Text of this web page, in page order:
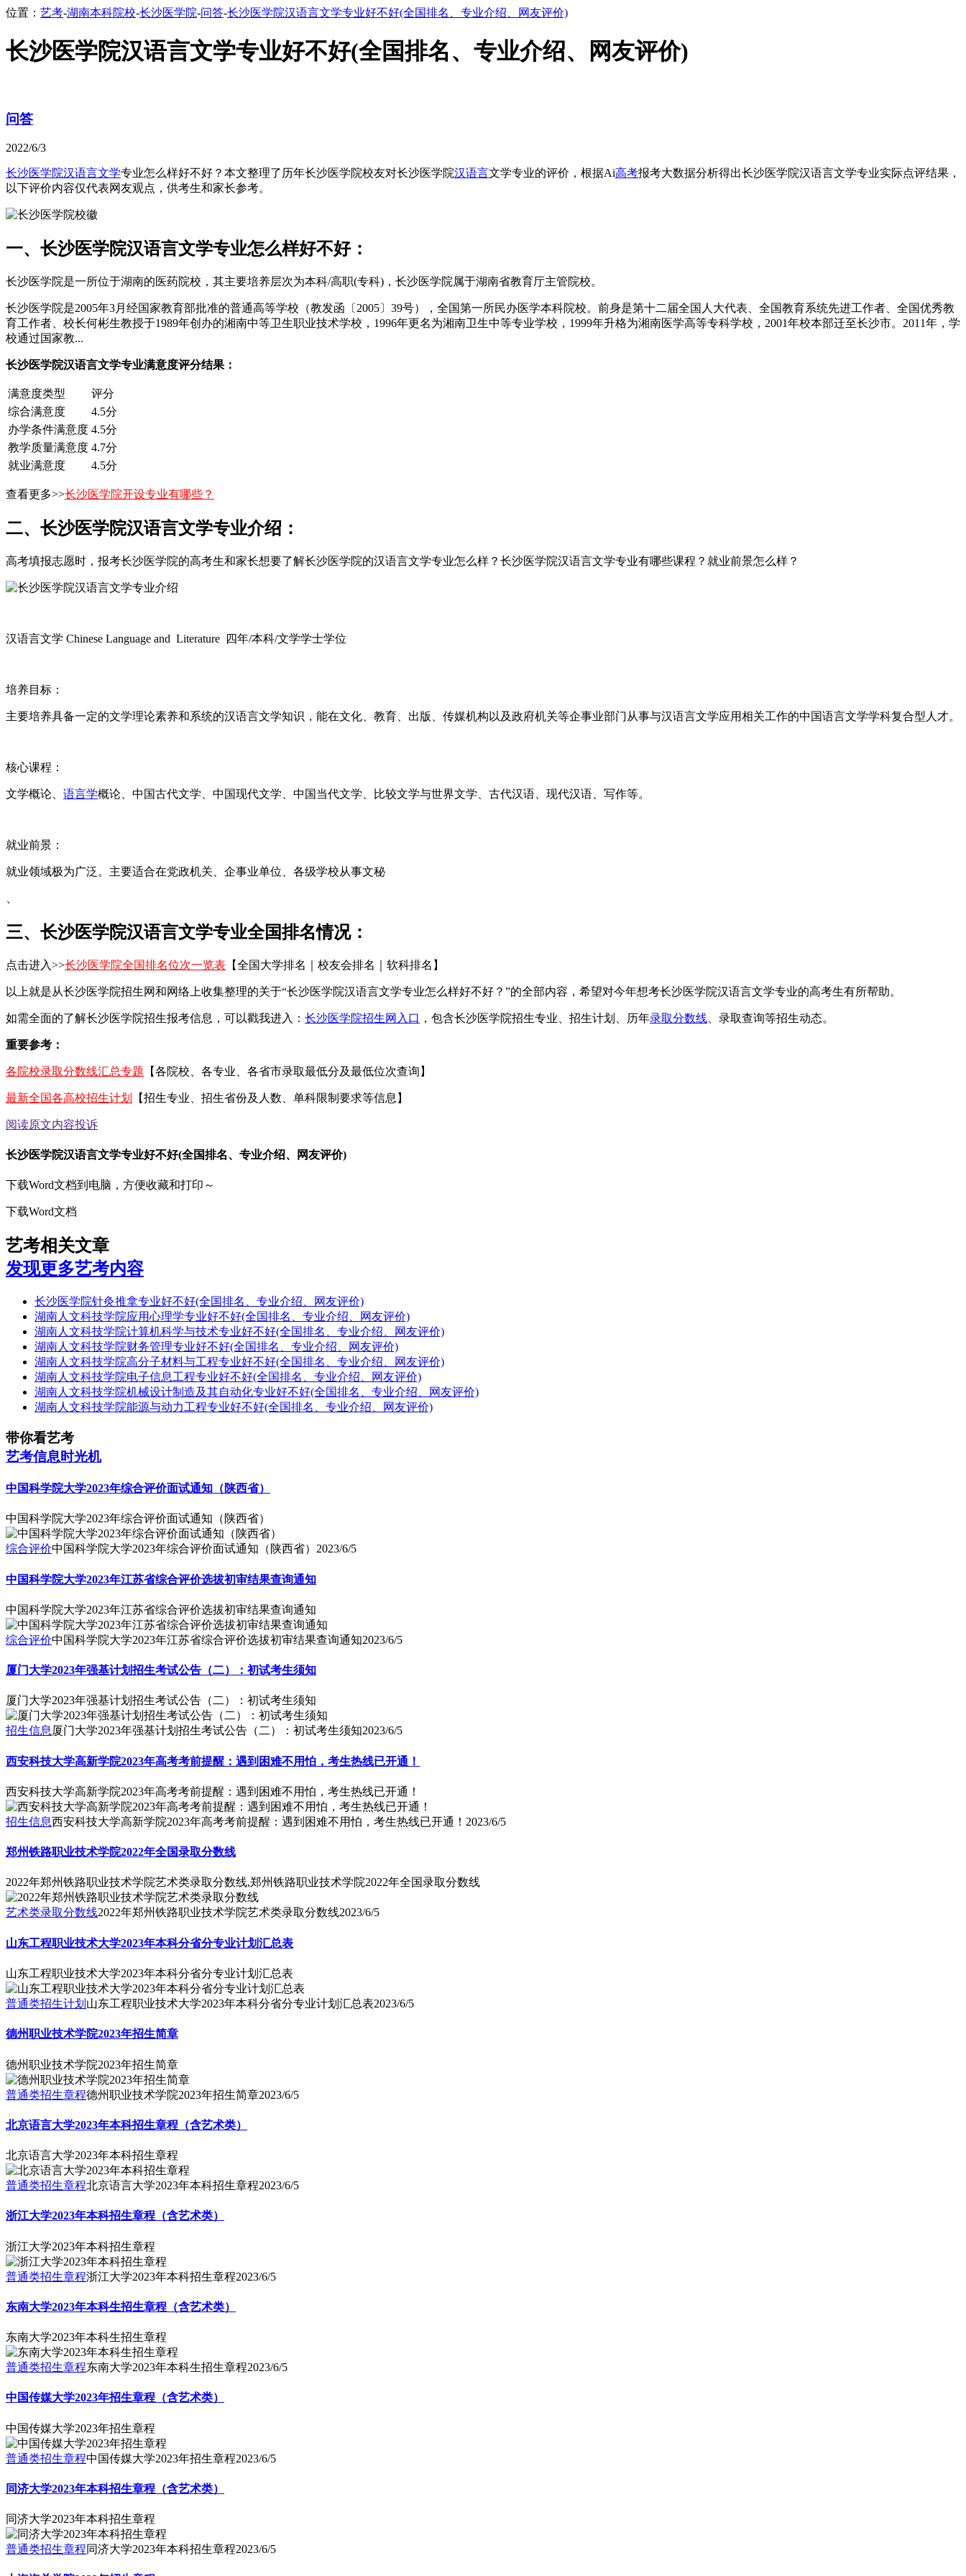
位置： 艺考-湖南本科院校-长沙医学院-问答-长沙医学院汉语言文学专业好不好(全国排名、专业介绍、网友评价)
长沙医学院汉语言文学专业好不好(全国排名、专业介绍、网友评价)
问答
2022/6/3
长沙医学院汉语言文学专业怎么样好不好？本文整理了历年长沙医学院校友对长沙医学院汉语言文学专业的评价，根据Ai高考报考大数据分析得出长沙医学院汉语言文学专业实际点评结果，
以下评价内容仅代表网友观点，供考生和家长参考。
一、长沙医学院汉语言文学专业怎么样好不好：
长沙医学院是一所位于湖南的医药院校，其主要培养层次为本科/高职(专科)，长沙医学院属于湖南省教育厅主管院校。
长沙医学院是2005年3月经国家教育部批准的普通高等学校（教发函〔2005〕39号），全国第一所民办医学本科院校。前身是第十二届全国人大代表、全国教育系统先进工作者、全国优秀教
育工作者、校长何彬生教授于1989年创办的湘南中等卫生职业技术学校，1996年更名为湘南卫生中等专业学校，1999年升格为湘南医学高等专科学校，2001年校本部迁至长沙市。2011年，学
校通过国家教...
长沙医学院汉语言文学专业满意度评分结果：
满意度类型
评分
综合满意度
4.5分
办学条件满意度 4.5分
教学质量满意度 4.7分
就业满意度
4.5分
查看更多>>长沙医学院开设专业有哪些？
二、长沙医学院汉语言文学专业介绍：
高考填报志愿时，报考长沙医学院的高考生和家长想要了解长沙医学院的汉语言文学专业怎么样？长沙医学院汉语言文学专业有哪些课程？就业前景怎么样？
汉语言文学 Chinese Language and Literature 四年/本科/文学学士学位
培养目标：
主要培养具备一定的文学理论素养和系统的汉语言文学知识，能在文化、教育、出版、传媒机构以及政府机关等企事业部门从事与汉语言文学应用相关工作的中国语言文学学科复合型人才。
核心课程：
文学概论、 语言学概论、中国古代文学、中国现代文学、中国当代文学、比较文学与世界文学、古代汉语、现代汉语、写作等。
就业前景：
就业领域极为广泛。主要适合在党政机关、企事业单位、各级学校从事文秘
三、长沙医学院汉语言文学专业全国排名情况：
点击进入>>长沙医学院全国排名位次一览表 【全国大学排名｜校友会排名｜软科排名】
以上就是从长沙医学院招生网和网络上收集整理的关于“长沙医学院汉语言文学专业怎么样好不好？”的全部内容，希望对今年想考长沙医学院汉语言文学专业的高考生有所帮助。
如需全面的了解长沙医学院招生报考信息，可以戳我进入： 长沙医学院招生网入口 ，包含长沙医学院招生专业、招生计划、历年录取分数线 、录取查询等招生动态。
重要参考：
各院校录取分数线汇总专题 【各院校、各专业、各省市录取最低分及最低位次查询】
最新全国各高校招生计划 【招生专业、招生省份及人数、单科限制要求等信息】
阅读原文内容投诉
长沙医学院汉语言文学专业好不好(全国排名、专业介绍、网友评价)
下载Word文档到电脑，方便收藏和打印～
下载Word文档
艺考相关文章
发现更多艺考内容
长沙医学院针灸推拿专业好不好(全国排名、专业介绍、网友评价)
湖南人文科技学院应用心理学专业好不好(全国排名、专业介绍、网友评价)
湖南人文科技学院计算机科学与技术专业好不好(全国排名、专业介绍、网友评价)
湖南人文科技学院财务管理专业好不好(全国排名、专业介绍、网友评价)
湖南人文科技学院高分子材料与工程专业好不好(全国排名、专业介绍、网友评价)
湖南人文科技学院电子信息工程专业好不好(全国排名、专业介绍、网友评价)
湖南人文科技学院机械设计制造及其自动化专业好不好(全国排名、专业介绍、网友评价)
湖南人文科技学院能源与动力工程专业好不好(全国排名、专业介绍、网友评价)
带你看艺考
艺考信息时光机
中国科学院大学2023年综合评价面试通知（陕西省）
中国科学院大学2023年综合评价面试通知（陕西省）
综合评价中国科学院大学2023年综合评价面试通知（陕西省） 2023/6/5
中国科学院大学2023年江苏省综合评价选拔初审结果查询通知
中国科学院大学2023年江苏省综合评价选拔初审结果查询通知
综合评价中国科学院大学2023年江苏省综合评价选拔初审结果查询通知2023/6/5
厦门大学2023年强基计划招生考试公告（二）：初试考生须知
厦门大学2023年强基计划招生考试公告（二）：初试考生须知
招生信息厦门大学2023年强基计划招生考试公告（二）：初试考生须知2023/6/5
西安科技大学高新学院2023年高考考前提醒：遇到困难不用怕，考生热线已开通！
西安科技大学高新学院2023年高考考前提醒：遇到困难不用怕，考生热线已开通！
招生信息西安科技大学高新学院2023年高考考前提醒：遇到困难不用怕，考生热线已开通！ 2023/6/5
郑州铁路职业技术学院2022年全国录取分数线
2022年郑州铁路职业技术学院艺术类录取分数线,郑州铁路职业技术学院2022年全国录取分数线
艺术类录取分数线2022年郑州铁路职业技术学院艺术类录取分数线2023/6/5
山东工程职业技术大学2023年本科分省分专业计划汇总表
山东工程职业技术大学2023年本科分省分专业计划汇总表
普通类招生计划 山东工程职业技术大学2023年本科分省分专业计划汇总表2023/6/5
德州职业技术学院2023年招生简章
德州职业技术学院2023年招生简章
普通类招生章程德州职业技术学院2023年招生简章2023/6/5
北京语言大学2023年本科招生章程（含艺术类）
北京语言大学2023年本科招生章程
普通类招生章程北京语言大学2023年本科招生章程2023/6/5
浙江大学2023年本科招生章程（含艺术类）
浙江大学2023年本科招生章程
普通类招生章程浙江大学2023年本科招生章程2023/6/5
东南大学2023年本科生招生章程（含艺术类）
东南大学2023年本科生招生章程
普通类招生章程东南大学2023年本科生招生章程2023/6/5
中国传媒大学2023年招生章程（含艺术类）
中国传媒大学2023年招生章程
普通类招生章程中国传媒大学2023年招生章程2023/6/5
同济大学2023年本科招生章程（含艺术类）
同济大学2023年本科招生章程
普通类招生章程同济大学2023年本科招生章程2023/6/5